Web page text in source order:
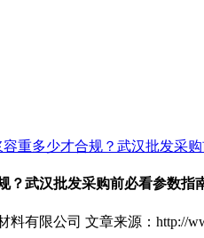
重多少才合规？武汉批发采
？武汉批发采购前必看参数指
料有限公司 文章来源：http://